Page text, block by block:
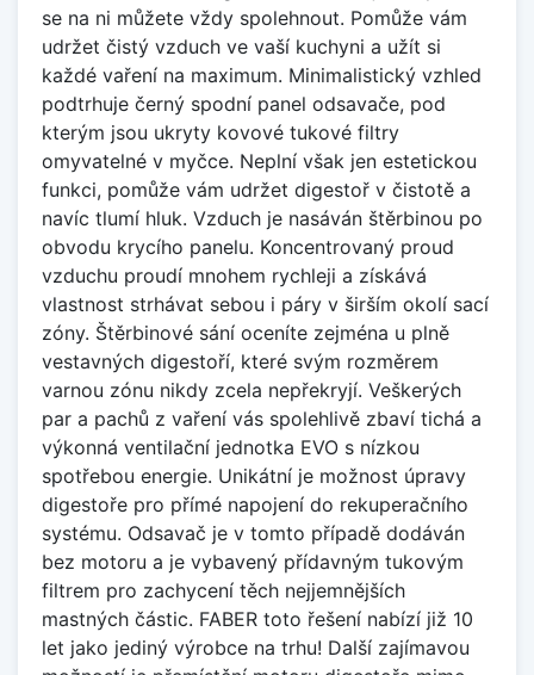
se na ni můžete vždy spolehnout. Pomůže vám
udržet čistý vzduch ve vaší kuchyni a užít si
každé vaření na maximum. Minimalistický vzhled
podtrhuje černý spodní panel odsavače, pod
kterým jsou ukryty kovové tukové filtry
omyvatelné v myčce. Neplní však jen estetickou
funkci, pomůže vám udržet digestoř v čistotě a
navíc tlumí hluk. Vzduch je nasáván štěrbinou po
obvodu krycího panelu. Koncentrovaný proud
vzduchu proudí mnohem rychleji a získává
vlastnost strhávat sebou i páry v širším okolí sací
zóny. Štěrbinové sání oceníte zejména u plně
vestavných digestoří, které svým rozměrem
varnou zónu nikdy zcela nepřekryjí. Veškerých
par a pachů z vaření vás spolehlivě zbaví tichá a
výkonná ventilační jednotka EVO s nízkou
spotřebou energie. Unikátní je možnost úpravy
digestoře pro přímé napojení do rekuperačního
systému. Odsavač je v tomto případě dodáván
bez motoru a je vybavený přídavným tukovým
filtrem pro zachycení těch nejjemnějších
mastných částic. FABER toto řešení nabízí již 10
let jako jediný výrobce na trhu! Další zajímavou